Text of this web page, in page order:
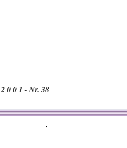
2 0 0 1 - Nr. 38